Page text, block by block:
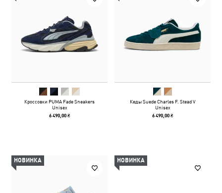
Кроссовки PUMA Fade Sneakers
Unisex
6 490,00 ₴
Кеды Suede Charles F. Stead V
Unisex
6 490,00 ₴
НОВИНКА НОВИНКА